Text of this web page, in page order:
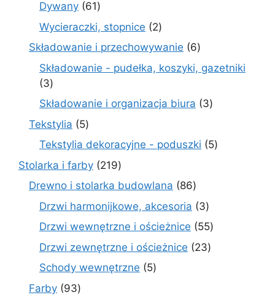
Dywany 6161
produktów
Wycieraczki, stopnice 22
produkty
Składowanie i przechowywanie 66
produktów
Składowanie - pudełka, koszyki, gazetniki
33
produkty
Składowanie i organizacja biura 33
Tekstylia 55
produktów
Tekstylia dekoracyjne - poduszki 55
Stolarka i farby 219219
produktów
Drewno i stolarka budowlana 8686
produktów
Drzwi harmonijkowe, akcesoria 33
produkty
Drzwi wewnętrzne i ościeżnice 5555
produktów
Drzwi zewnętrzne i ościeżnice 2323
Schody wewnętrzne 55
Farby 9393